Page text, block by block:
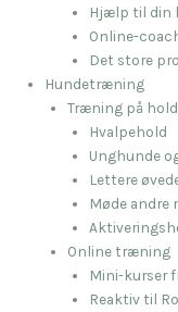
Hjælp til din
Online-
Det store
Hundetræning
Træning på hold
Hvalpehold
Unghunde
Lettere
Møde andre
Online træning
Mini-kurser
Reaktiv til